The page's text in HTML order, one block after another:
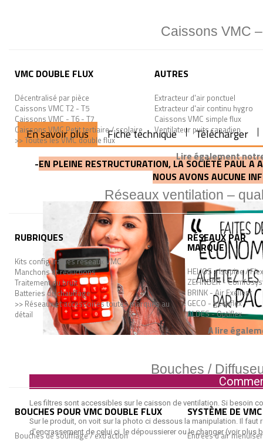
Caissons VMC
VMC DOUBLE FLUX
Décentralisé par pièce
Caissons VMC T2 - T5
Caissons VMC - T6 - T7
Caissons VMC Petit tertiaire / scolaire
>> Toutes les VMC double flux
AUTRES
Extracteur d'air ponctuel
Extracteur d'air continu hygro
Caissons VMC simple flux
Ventilateur puits canadien
Lire également
Réseaux ventilation –
RUBRIQUES
Kits configurables réseaux VMC
Manchons et réductions
Traitement du bruit
Batteries de chauffage
>> Réseaux et accessoires toutes marques au
détail
RÉSEAUX PAR
MARQUE
HELIOS - Isopipe /
ZEHNDER -
BRINK - Air Exellent
GECO - gecoflex
ALDES - Optiflex
A lire
Bouches /
BOUCHES POUR VMC DOUBLE FLUX
Bouches de soufflage / extraction
SYSTÈME DE
Entrées d'air
En savoir plus Fiche technique Télécharger
-EN PLEINE RESTRUCTURATION, LA SOCIÉTÉ PAUL
NOUS AVONS AUCUNE
Les filtres sont accessibles sur le caisson de ventilation. Si besoin
Sur le produit, on voit sur la photo ci dessous la manipulation. Il
d'encrassement de celui ci, le dépoussierer ou le changer (voir plus